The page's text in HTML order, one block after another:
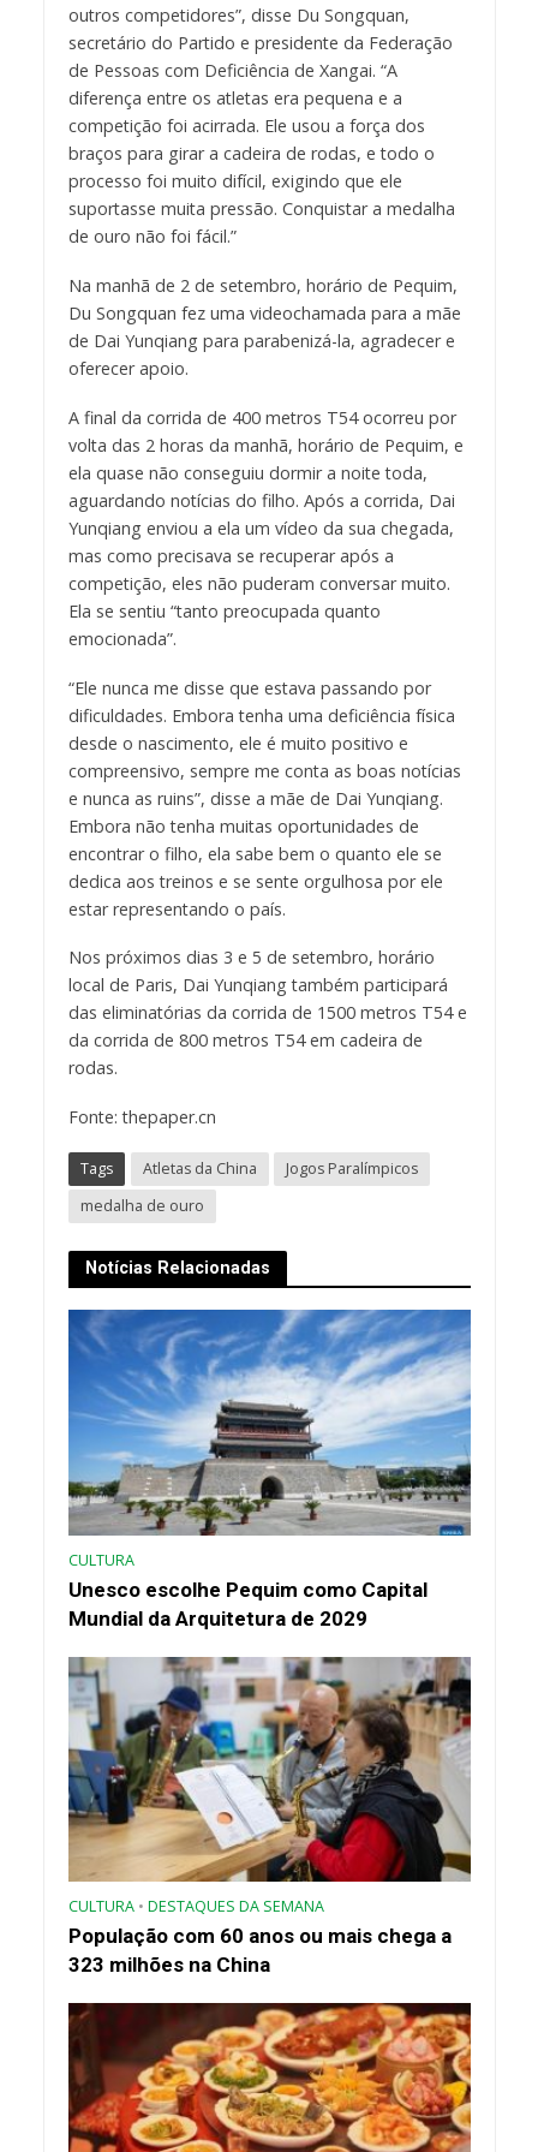
outros competidores”, disse Du Songquan,
secretário do Partido e presidente da Federação
de Pessoas com Deficiência de Xangai. “A
diferença entre os atletas era pequena e a
competição foi acirrada. Ele usou a força dos
braços para girar a cadeira de rodas, e todo o
processo foi muito difícil, exigindo que ele
suportasse muita pressão. Conquistar a medalha
de ouro não foi fácil.”
Na manhã de 2 de setembro, horário de Pequim,
Du Songquan fez uma videochamada para a mãe
de Dai Yunqiang para parabenizá-la, agradecer e
oferecer apoio.
A final da corrida de 400 metros T54 ocorreu por
volta das 2 horas da manhã, horário de Pequim, e
ela quase não conseguiu dormir a noite toda,
aguardando notícias do filho. Após a corrida, Dai
Yunqiang enviou a ela um vídeo da sua chegada,
mas como precisava se recuperar após a
competição, eles não puderam conversar muito.
Ela se sentiu “tanto preocupada quanto
emocionada”.
“Ele nunca me disse que estava passando por
dificuldades. Embora tenha uma deficiência física
desde o nascimento, ele é muito positivo e
compreensivo, sempre me conta as boas notícias
e nunca as ruins”, disse a mãe de Dai Yunqiang.
Embora não tenha muitas oportunidades de
encontrar o filho, ela sabe bem o quanto ele se
dedica aos treinos e se sente orgulhosa por ele
estar representando o país.
Nos próximos dias 3 e 5 de setembro, horário
local de Paris, Dai Yunqiang também participará
das eliminatórias da corrida de 1500 metros T54 e
da corrida de 800 metros T54 em cadeira de
rodas.
Fonte: thepaper.cn
Tags Atletas da China
Jogos Paralímpicos
medalha de ouro
Notícias Relacionadas
CULTURA
Unesco escolhe Pequim como Capital
Mundial da Arquitetura de 2029
CULTURA • DESTAQUES DA SEMANA
População com 60 anos ou mais chega a
323 milhões na China